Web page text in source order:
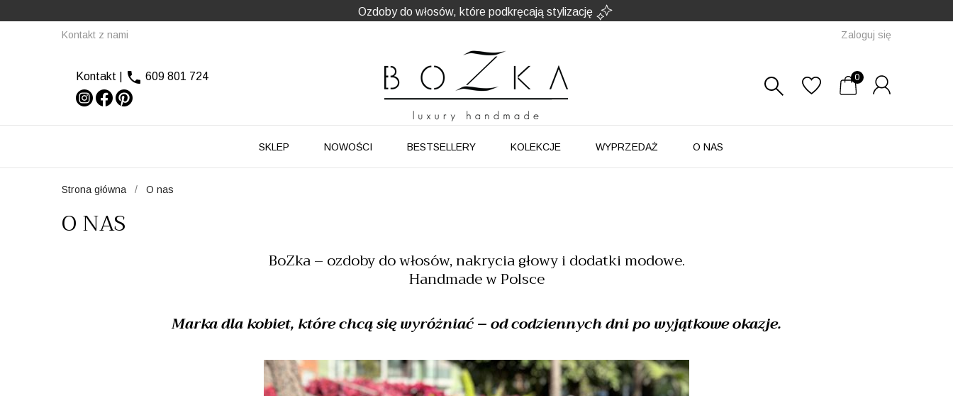
Powstają w Polsce
z dużym udziałem pracy ręcznej
Kontakt z nami Zaloguj się
Kontakt  609 801 724 0
SKLEP NOWOŚCI BESTSELLERY KOLEKCJE WYPRZEDAŻ O NAS
Strona główna O nas
O NAS
BoZka – ozdoby do włosów, nakrycia głowy i dodatki modowe.
Handmade w Polsce
Marka dla kobiet, które chcą się wyróżniać – od codziennych dni po wyjątkowe okazje.